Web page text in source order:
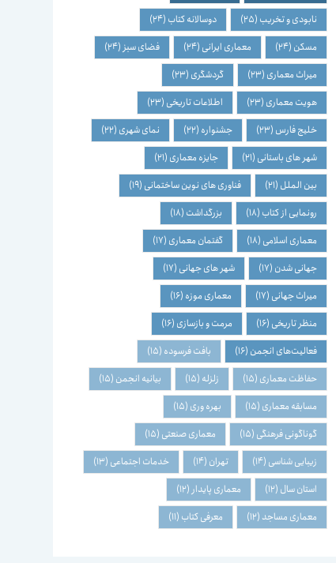
نابودی و تخریب (25) دوسالانه کتاب (24)
مسکن (24) معماری ایرانی (24) فضای سبز (24)
میراث معماری (23) گردشگری (23)
هویت معماری (23) اطلاعات تاریخی (23)
خلیج فارس (23) جشنواره (22) نمای شهری (22)
شهر های باستانی (21) جایزه معماری (21)
بین الملل (21) فناوری های نوین ساختمانی (19)
رونمایی از کتاب (18) بزرگداشت (18)
معماری اسلامی (18) گفتمان معماری (17)
جهانی شدن (17) شهر های جهانی (17)
میراث جهانی (17) معماری موزه (16)
منظر تاریخی (16) مرمت و بازسازی (16)
فعالیت‌های انجمن (16) بافت فرسوده (15)
حفاظت معماری (15) زلزله (15) بیانیه انجمن (15)
مسابقه معماری (15) بهره وری (15)
گوناگونی فرهنگی (15) معماری صنعتی (15)
زیبایی شناسی (14) تهران (14) خدمات اجتماعی (13)
استان سال (12) معماری پایدار (12)
معماری مساجد(12) معرفی کتاب (11)